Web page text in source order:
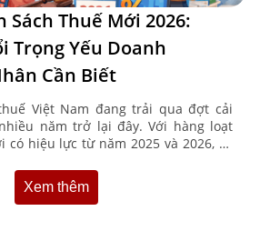
Sách Thuế Mới 2026:
Trọng Yếu Doanh
Cần Biết
Việt Nam đang trải qua đợt cải
năm trở lại đây. Với hàng loạt
hiệu lực từ năm 2025 và 2026, cả
Xem thêm